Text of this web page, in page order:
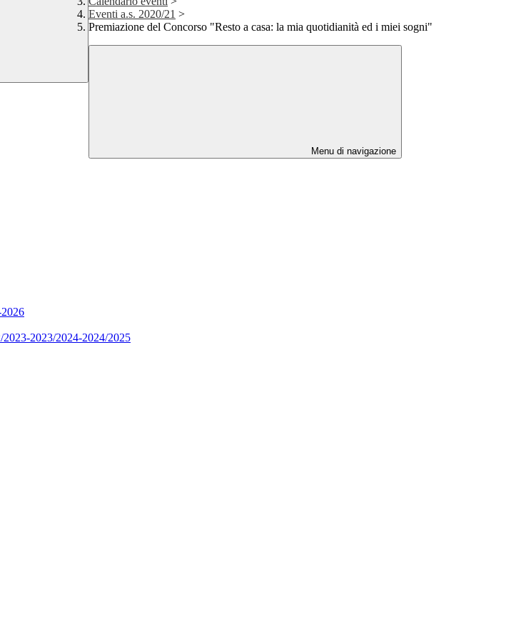
Eventi a.s. 2020/21 >
Premiazione del Concorso "Resto a casa: la mia quotidianità ed i miei sogni"
Menu di navigazione
2023/2024-2024/2025